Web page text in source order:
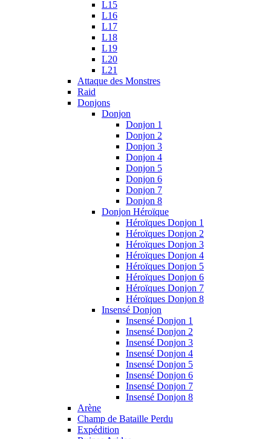
L15
L16
L17
L18
L19
L20
L21
Attaque des Monstres
Raid
Donjons
Donjon
Donjon 1
Donjon 2
Donjon 3
Donjon 4
Donjon 5
Donjon 6
Donjon 7
Donjon 8
Donjon Héroïque
Héroïques Donjon 1
Héroïques Donjon 2
Héroïques Donjon 3
Héroïques Donjon 4
Héroïques Donjon 5
Héroïques Donjon 6
Héroïques Donjon 7
Héroïques Donjon 8
Insensé Donjon
Insensé Donjon 1
Insensé Donjon 2
Insensé Donjon 3
Insensé Donjon 4
Insensé Donjon 5
Insensé Donjon 6
Insensé Donjon 7
Insensé Donjon 8
Arène
Champ de Bataille Perdu
Expédition